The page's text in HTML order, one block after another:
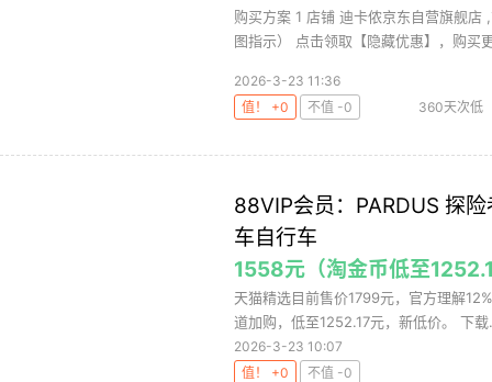
购买方案 1 店铺 迪卡侬京东自营旗舰
图指示） 点击领取【隐藏优惠】，购买
2026-3-23 11:36
值！ +0
不值 -0 360天次低
88VIP会员：PARDUS 探
车自行车
1558元（淘金币低至
天猫精选目前售价1799元，官方理解
道加购，低至1252.17元，新低价。 下
2026-3-23 10:07
值！ +0
不值 -0